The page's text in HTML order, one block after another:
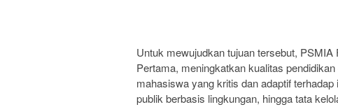
Untuk mewujudkan tujuan tersebut,
Pertama, meningkatkan kualitas
mahasiswa yang kritis dan adaptif
publik berbasis lingkungan, hingga tata